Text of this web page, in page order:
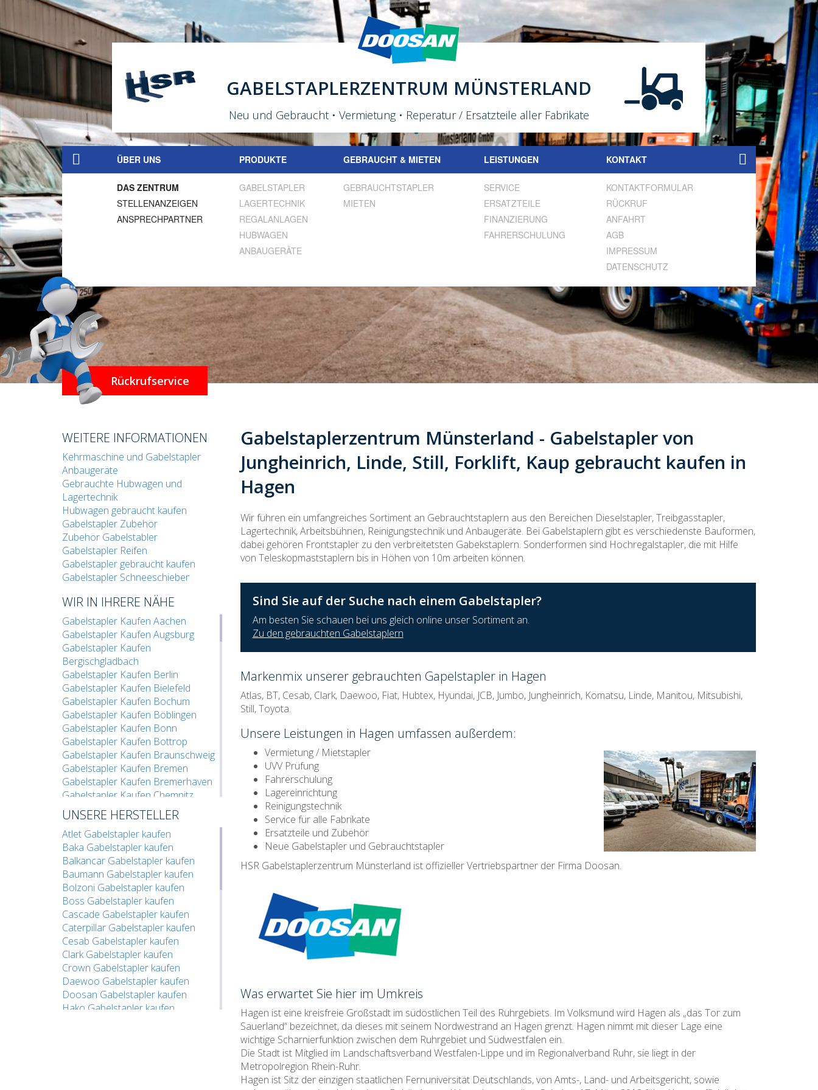
GABELSTAPLERZENTRUM MÜNSTERLAND
Neu und Gebraucht • Vermietung • Reperatur / Ersatzteile aller Fabrikate
ÜBER UNS
DAS ZENTRUM
STELLENANZEIGEN
ANSPRECHPARTNER
PRODUKTE
GABELSTAPLER
LAGERTECHNIK
REGALANLAGEN
HUBWAGEN
ANBAUGERÄTE
GEBRAUCHT & MIETEN
GEBRAUCHTSTAPLER
MIETEN
LEISTUNGEN
SERVICE
ERSATZTEILE
FINANZIERUNG
FAHRERSCHULUNG
KONTAKT
KONTAKTFORMULAR
RÜCKRUF
ANFAHRT
AGB
IMPRESSUM
DATENSCHUTZ
Rückrufservice
Rückruf anfordern
Gabelstaplerzentrum Münsterland - Gabelstapler von
Jungheinrich, Linde, Still, Forklift, Kaup gebraucht kaufen in
Hagen
Wir führen ein umfangreiches Sortiment an Gebrauchtstaplern aus den Bereichen Dieselstapler, Treibgasstapler,
Lagertechnik, Arbeitsbühnen, Reinigungstechnik und Anbaugeräte. Bei Gabelstaplern gibt es verschiedenste Bauformen,
dabei gehören Frontstapler zu den verbreitetsten Gabekstaplern. Sonderformen sind Hochregalstapler, die mit Hilfe
von Teleskopmaststaplern bis in Höhen von 10m arbeiten können.
Sind Sie auf der Suche nach einem Gabelstapler?
Am besten Sie schauen bei uns gleich online unser Sortiment an.
Zu den gebrauchten Gabelstaplern
Markenmix unserer gebrauchten Gapelstapler in Hagen
Atlas, BT, Cesab, Clark, Daewoo, Fiat, Hubtex, Hyundai, JCB, Jumbo, Jungheinrich, Komatsu, Linde, Manitou, Mitsubishi,
Still, Toyota.
Unsere Leistungen in Hagen umfassen außerdem:
Vermietung / Mietstapler
UVV Prüfung
Fahrerschulung
Lagereinrichtung
Reinigungstechnik
Service für alle Fabrikate
Ersatzteile und Zubehör
Neue Gabelstapler und Gebrauchtstapler
HSR Gabelstaplerzentrum Münsterland ist offizieller Vertriebspartner der Firma Doosan.
Was erwartet Sie hier im Umkreis
Hagen ist eine kreisfreie Großstadt im südöstlichen Teil des Ruhrgebiets. Im Volksmund wird Hagen als „das Tor zum
Sauerland“ bezeichnet, da dieses mit seinem Nordwestrand an Hagen grenzt. Hagen nimmt mit dieser Lage eine
wichtige Scharnierfunktion zwischen dem Ruhrgebiet und Südwestfalen ein.
Die Stadt ist Mitglied im Landschaftsverband Westfalen-Lippe und im Regionalverband Ruhr, sie liegt in der
Metropolregion Rhein-Ruhr.
Hagen ist Sitz der einzigen staatlichen Fernuniversität Deutschlands, von Amts-, Land- und Arbeitsgericht, sowie
WEITERE INFORMATIONEN
Kehrmaschine und Gabelstapler
Anbaugeräte
Gebrauchte Hubwagen und
Lagertechnik
Hubwagen gebraucht kaufen
Gabelstapler Zubehör
Zubehör Gabelstabler
Gabelstapler Reifen
Gabelstapler gebraucht kaufen
Gabelstapler Schneeschieber
WIR IN IHRERE NÄHE
Gabelstapler Kaufen Aachen
Gabelstapler Kaufen Augsburg
Gabelstapler Kaufen
Bergischgladbach
Gabelstapler Kaufen Berlin
Gabelstapler Kaufen Bielefeld
Gabelstapler Kaufen Bochum
Gabelstapler Kaufen Böblingen
Gabelstapler Kaufen Bonn
Gabelstapler Kaufen Bottrop
Gabelstapler Kaufen Braunschweig
Gabelstapler Kaufen Bremen
Gabelstapler Kaufen Bremerhaven
Gabelstapler Kaufen Chemnitz
Gabelstapler Kaufen Cottbus
Gabelstapler Kaufen Darmstadt
Gabelstapler Kaufen Dortmund
Gabelstapler Kaufen Dresden
Gabelstapler Kaufen Düsseldorf
Gabelstapler Kaufen Duisburg
Gabelstapler Kaufen Erfurt
Gabelstapler Kaufen Erlangen
Gabelstapler Kaufen Essen
Gabelstapler Kaufen Esslingen
Gabelstapler Kaufen Frankfurt
Gabelstapler Kaufen Freiburg
Gabelstapler Kaufen Fürth
Gabelstapler Kaufen Gelsenkirchen
Gabelstapler Kaufen Göppingen
Gabelstapler Kaufen Göttingen
UNSERE HERSTELLER
Atlet Gabelstapler kaufen
Baka Gabelstapler kaufen
Balkancar Gabelstapler kaufen
Baumann Gabelstapler kaufen
Bolzoni Gabelstapler kaufen
Boss Gabelstapler kaufen
Cascade Gabelstapler kaufen
Caterpillar Gabelstapler kaufen
Cesab Gabelstapler kaufen
Clark Gabelstapler kaufen
Crown Gabelstapler kaufen
Daewoo Gabelstapler kaufen
Doosan Gabelstapler kaufen
Hako Gabelstapler kaufen